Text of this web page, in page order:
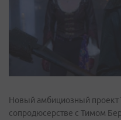
Новый амбициозный проект
сопродюсерстве с Тимом